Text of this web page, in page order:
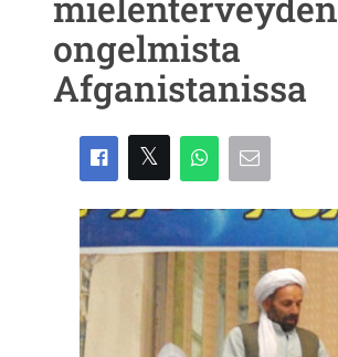
ongelmista
Afganistanissa